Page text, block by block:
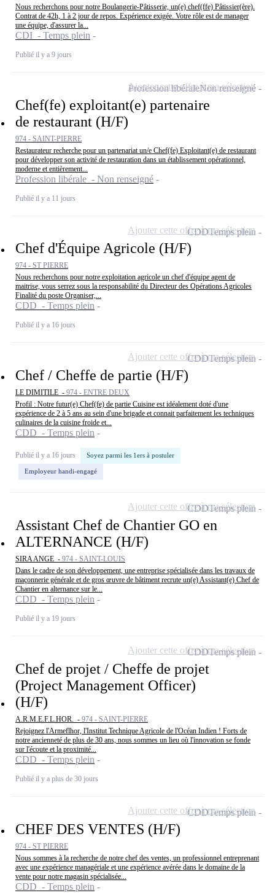
Nous recherchons pour notre Boulangerie-Pâtisserie, un(e) chef(ffe) Pâtissier(ère).
Contrat de 42h, 1 à 2 jour de repos. Expérience exigée. Votre rôle est de manager
une équipe, d'assurer la...
CDI - Temps plein
Publié il y a 9 jours
Chef(fe) exploitant(e) partenaire
de restaurant (H/F)
974 - SAINT-PIERRE
Restaurateur recherche pour un partenariat un/e Chef(fe) Exploitant(e) de restaurant
pour développer son activité de restauration dans un établissement opérationnel,
moderne et entièrement...
Profession libérale - Non renseigné
Publié il y a 11 jours
Profession libéraleNon renseigné
Ajouter cette offre à ma sélection
Chef d'Équipe Agricole (H/F)
974 - ST PIERRE
Nous recherchons pour notre exploitation agricole un chef d'équipe agent de
maitrise, vous serrez sous la responsabilité du Directeur des Opérations Agricoles
Finalité du poste Organiser,...
CDD - Temps plein
Publié il y a 16 jours
CDDTemps plein
Ajouter cette offre à ma sélection
Chef / Cheffe de partie (H/F)
LE DIMITILE - 974 - ENTRE DEUX
Profil : Notre futur(e) Chef(fe) de partie Cuisine est idéalement doté d'une
expérience de 2 à 5 ans au sein d'une brigade et connait parfaitement les techniques
culinaires de la cuisine froide et...
CDD - Temps plein
Publié il y a 16 jours Soyez parmi les 1ers à postuler
Employeur handi-engagé
CDDTemps plein
Ajouter cette offre à ma sélection
Assistant Chef de Chantier GO en
ALTERNANCE (H/F)
SIRA ANGE - 974 - SAINT-LOUIS
Dans le cadre de son développement, une entreprise spécialisée dans les travaux de
maçonnerie générale et de gros œuvre de bâtiment recrute un(e) Assistant(e) Chef de
Chantier en alternance sur le...
CDD - Temps plein
Publié il y a 19 jours
CDDTemps plein
Ajouter cette offre à ma sélection
Chef de projet / Cheffe de projet
(Project Management Officer)
(H/F)
A.R.M.E.F.L.HOR. - 974 - SAINT-PIERRE
Rejoignez l'Armeflhor, l'Institut Technique Agricole de l'Océan Indien ! Forts de
notre ancienneté de plus de 30 ans, nous sommes un lieu où l'innovation se fonde
sur l'écoute et la proximité...
CDD - Temps plein
Publié il y a plus de 30 jours
CDDTemps plein
Ajouter cette offre à ma sélection
CHEF DES VENTES (H/F)
974 - ST PIERRE
Nous sommes à la recherche de notre chef des ventes, un professionnel entreprenant
avec une expérience managériale et une expérience avérée dans le domaine de la
vente pour notre magasin spécialisée...
CDD - Temps plein
CDDTemps plein
Ajouter cette offre à ma sélection